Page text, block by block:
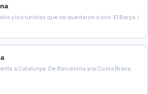
y los turistas que se quedaron a vivir. El Barça, l
a Catalunya. De Barcelona a la Costa Brava,